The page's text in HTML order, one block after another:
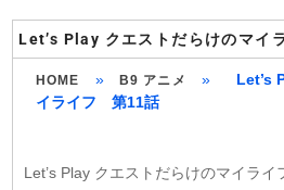
Let’s Play クエストだらけのマ
HOME » B9 アニメ »
Let’s
イライフ 第11話
Let’s Play クエストだらけのマイラ